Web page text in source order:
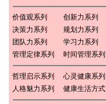
价值观系列
创新力系列
决策力系列
规划力系列
团队力系列
学习力系列
管理定律系列
时间管理系列
哲理启示系列
心灵健康系列
人格魅力系列
健康生活方式